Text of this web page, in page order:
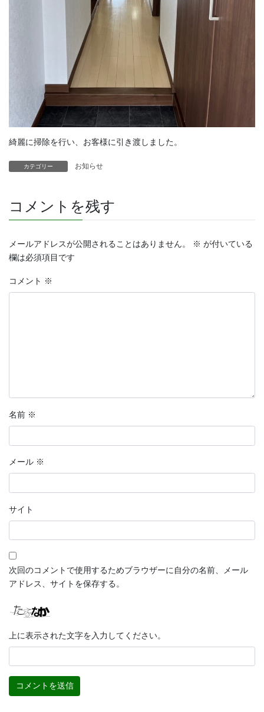
綺麗に掃除を行い、お客様に引き渡しました。
カテゴリー お知らせ
コメントを残す
メールアドレスが公開されることはありません。 ※ が付いている
欄は必須項目です
コメント ※
名前 ※
メール ※
サイト
次回のコメントで使用するためブラウザーに自分の名前、メール
アドレス、サイトを保存する。
上に表示された文字を入力してください。